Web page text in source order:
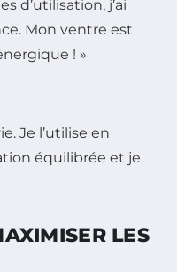
d’utilisation, j’ai
Mon ventre est
! »
Je l’utilise en
équilibrée et je
LES